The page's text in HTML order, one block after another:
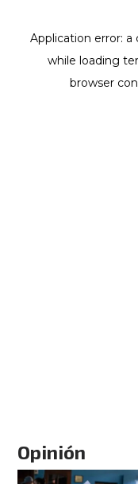
Opinión